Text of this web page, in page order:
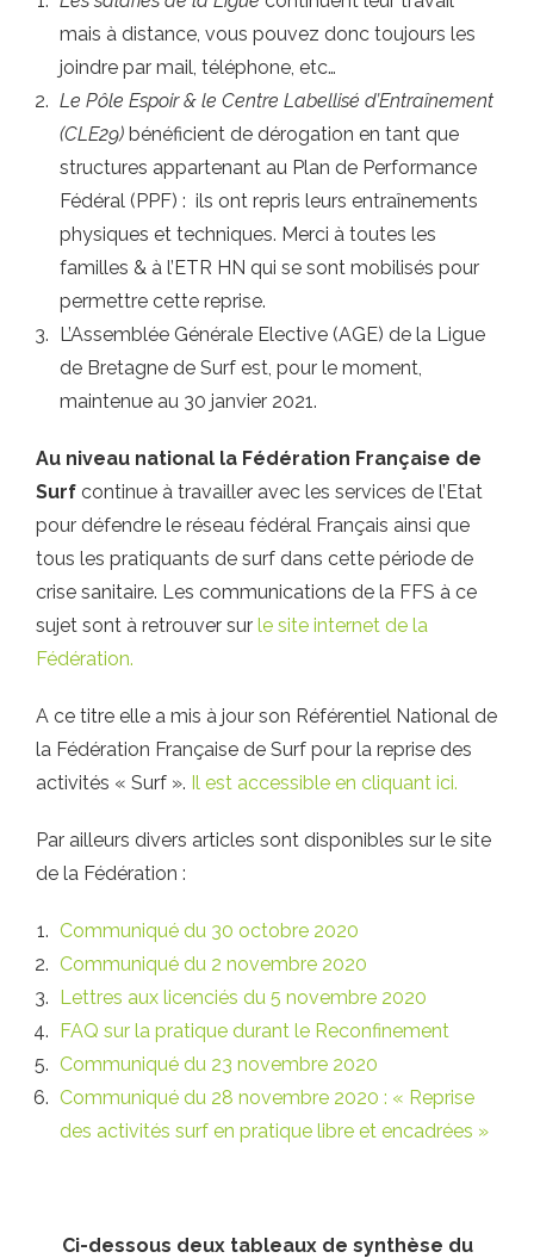
mais à distance, vous pouvez donc toujours les
joindre par mail, téléphone, etc…
Le Pôle Espoir & le Centre Labellisé d’Entraînement
(CLE29) bénéficient de dérogation en tant que
structures appartenant au Plan de Performance
Fédéral (PPF) : ils ont repris leurs entraînements
physiques et techniques. Merci à toutes les
familles & à l’ETR HN qui se sont mobilisés pour
permettre cette reprise.
L’Assemblée Générale Elective (AGE) de la Ligue
de Bretagne de Surf est, pour le moment,
maintenue au 30 janvier 2021.
Au niveau national la Fédération Française de
Surf continue à travailler avec les services de l’Etat
pour défendre le réseau fédéral Français ainsi que
tous les pratiquants de surf dans cette période de
crise sanitaire. Les communications de la FFS à ce
sujet sont à retrouver sur le site internet de la
Fédération.
A ce titre elle a mis à jour son Référentiel National de
la Fédération Française de Surf pour la reprise des
activités « Surf ». Il est accessible en cliquant ici.
Par ailleurs divers articles sont disponibles sur le site
de la Fédération :
Communiqué du 30 octobre 2020
Communiqué du 2 novembre 2020
Lettres aux licenciés du 5 novembre 2020
FAQ sur la pratique durant le Reconfinement
Communiqué du 23 novembre 2020
Communiqué du 28 novembre 2020 : « Reprise
des activités surf en pratique libre et encadrées »
Ci-dessous deux tableaux de synthèse du